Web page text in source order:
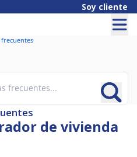
Soy cliente
de vivienda